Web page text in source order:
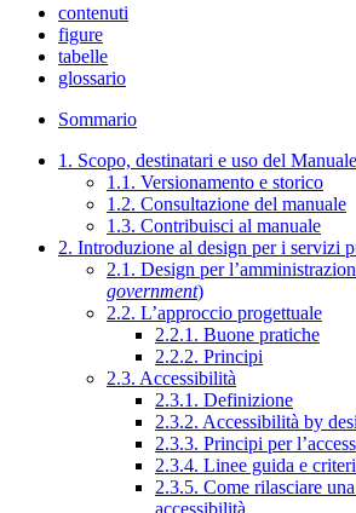
contenuti
figure
tabelle
glossario
Sommario
1. Scopo, destinatari e uso del
1.1. Versionamento e storico
1.2. Consultazione del manuale
1.3. Contribuisci al manuale
2. Introduzione al design per i servizi
2.1. Design per
government)
2.2. L’approccio progettuale
2.2.1. Buone pratiche
2.2.2. Principi
2.3. Accessibilità
2.3.1. Definizione
2.3.2. Accessibilità by
2.3.3. Principi per
2.3.4. Linee guida e
2.3.5. Come rilasciare
accessibilità